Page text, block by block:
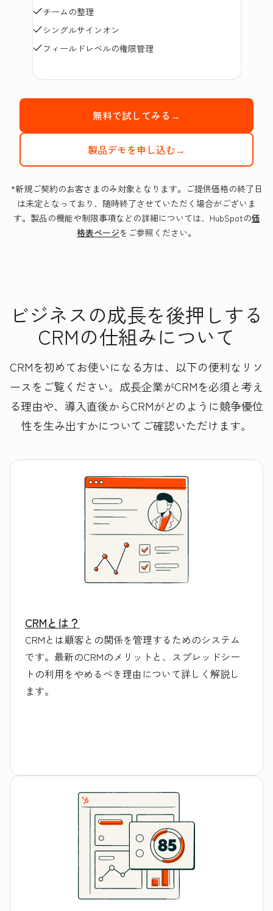
チームの整理
シングルサインオン
フィールドレベルの権限管理
無料で試してみる→
製品デモを申し込む→
*新規ご契約のお客さまのみ対象となります。ご提供価格の終了日
は未定となっており、随時終了させていただく場合がございま
す。製品の機能や制限事項などの詳細については、HubSpotの価
格表ページをご参照ください。
ビジネスの成長を後押しする
CRMの仕組みについて
CRMを初めてお使いになる方は、以下の便利なリソ
ースをご覧ください。成長企業がCRMを必須と考え
る理由や、導入直後からCRMがどのように競争優位
性を生み出すかについてご確認いただけます。
CRMとは？
CRMとは顧客との関係を管理するためのシステム
です。最新のCRMのメリットと、スプレッドシー
トの利用をやめるべき理由について詳しく解説し
ます。